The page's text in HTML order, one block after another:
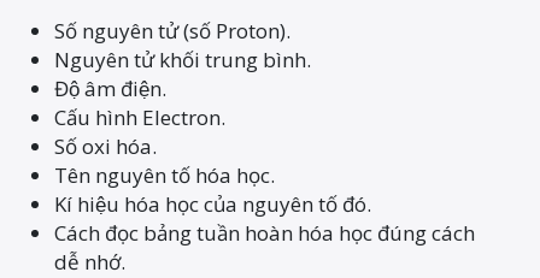
Số nguyên tử (số Proton).
Nguyên tử khối trung bình.
Độ âm điện.
Cấu hình Electron.
Số oxi hóa.
Tên nguyên tố hóa học.
Kí hiệu hóa học của nguyên tố đó.
Cách đọc bảng tuần hoàn hóa học đúng cách
dễ nhớ.